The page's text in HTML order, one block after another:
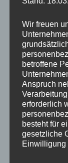
Wir freuen
betroffene
Anspruch
erforderlich
besteht für
gesetzliche
Einwilligung